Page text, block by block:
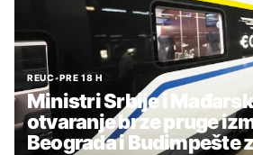
REUC•PRE 18 H
Ministri Srbije i
otvaranje brze pruge
Beograda i Budimpešte